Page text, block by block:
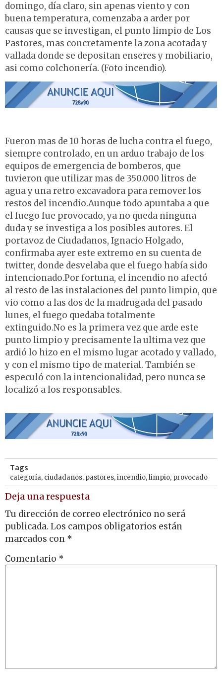
domingo, día claro, sin apenas viento y con
buena temperatura, comenzaba a arder por
causas que se investigan, el punto limpio de Los
Pastores, mas concretamente la zona acotada y
vallada donde se depositan enseres y mobiliario,
asi como colchonería. (Foto incendio).
Fueron mas de 10 horas de lucha contra el fuego,
siempre controlado, en un arduo trabajo de los
equipos de emergencia de bomberos, que
tuvieron que utilizar mas de 350.000 litros de
agua y una retro excavadora para remover los
restos del incendio.Aunque todo apuntaba a que
el fuego fue provocado, ya no queda ninguna
duda y se investiga a los posibles autores. El
portavoz de Ciudadanos, Ignacio Holgado,
confirmaba ayer este extremo en su cuenta de
twitter, donde desvelaba que el fuego había sido
intencionado.Por fortuna, el incendio no afectó
al resto de las instalaciones del punto limpio, que
vio como a las dos de la madrugada del pasado
lunes, el fuego quedaba totalmente
extinguido.No es la primera vez que arde este
punto limpio y precisamente la ultima vez que
ardió lo hizo en el mismo lugar acotado y vallado,
y con el mismo tipo de material. También se
especuló con la intencionalidad, pero nunca se
localizó a los responsables.
Tags
categoría, ciudadanos, pastores,incendio,limpio, provocado
Deja una respuesta
Tu dirección de correo electrónico no será
publicada. Los campos obligatorios están
marcados con *
Comentario *